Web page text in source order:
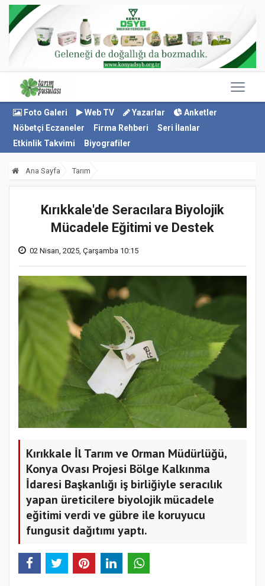
Foto Galeri Web TV Yazarlar
Anketler
Nöbetçi Eczaneler
Firma Rehberi
Seri İlanlar
Etkinlik Takvimi
Biyografiler
Ana Sayfa Tarım
Kırıkkale'de Seracılara Biyolojik
Mücadele Eğitimi ve Destek
02 Nisan, 2025, Çarşamba 10:15
Kırıkkale İl Tarım ve Orman Müdürlüğü,
Konya Ovası Projesi Bölge Kalkınma
İdaresi Başkanlığı iş birliğiyle seracılık
yapan üreticilere biyolojik mücadele
eğitimi verdi ve gübre ile koruyucu
fungusit dağıtımı yaptı.